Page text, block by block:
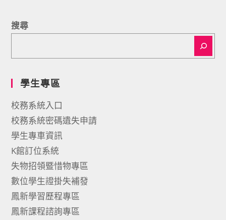
搜尋
學生專區
校務系統入口
校務系統密碼遺失申請
學生專車資訊
K館訂位系統
失物招領暨惜物專區
數位學生證掛失補發
鳳新學習歷程專區
鳳新課程諮詢專區